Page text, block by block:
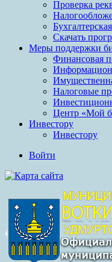
Проверка
Скачать
Меры поддержки
Финансовая
Налоговые
Центр «Мой
Инвестору
Инвестору
Войти